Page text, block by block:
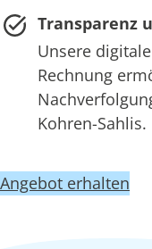
Transparenz
Unsere
Rechnung
Kohren-Sahlis.
Angebot erhalten